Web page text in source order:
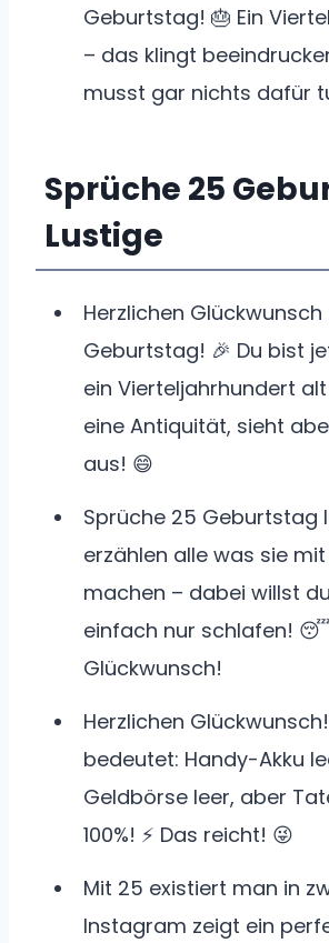
Geburtstag! 🎂 Ein
– das klingt
musst gar nichts dafür
Sprüche 25
Lustige
Herzlichen Glückwunsch
Geburtstag! 🎉 Du bist
ein Vierteljahrhundert
eine Antiquität, sieht
aus! 😄
Sprüche 25 Geburtstag
erzählen alle was sie
machen – dabei willst
einfach nur schlafen!
Glückwunsch!
Herzlichen
bedeutet: Handy-Akku
Geldbörse leer, aber
100%! ⚡ Das reicht! 😜
Mit 25 existiert man in
Instagram zeigt ein